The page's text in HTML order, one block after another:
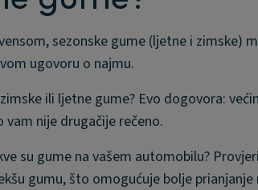
sezonske gume (ljetne i zimske)
ugovoru o najmu.
ili ljetne gume? Evo dogovora:
nije drugačije rečeno.
su gume na vašem automobilu?
gumu, što omogućuje bolje